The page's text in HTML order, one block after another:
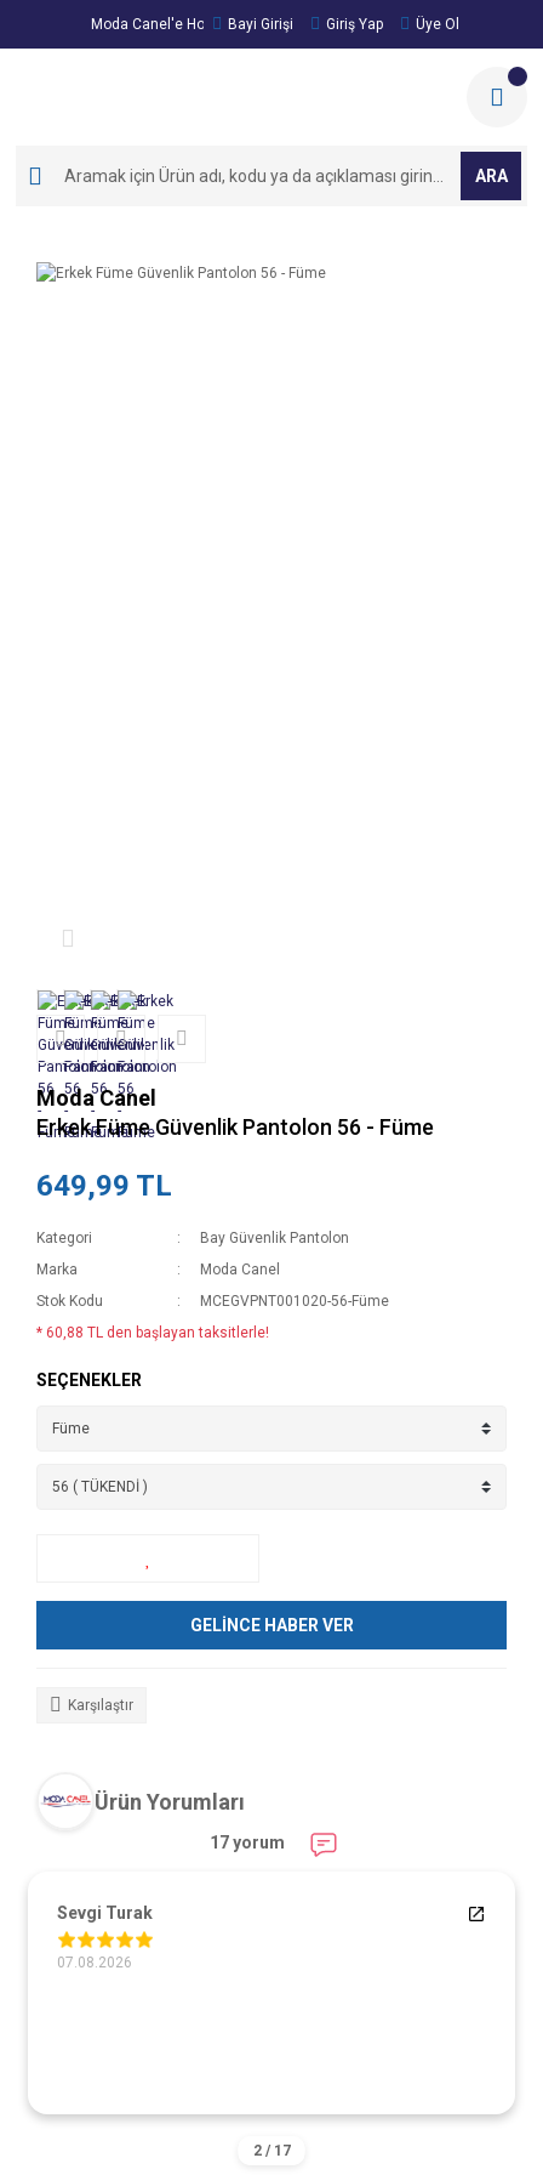
Moda Canel'e Hoşgeldiniz!
Bayi Girişi Giriş Yap Üye Ol
ARA
Moda Canel
Erkek Füme Güvenlik Pantolon 56 - Füme
649,99 TL
Kategori
Bay Güvenlik Pantolon
Marka
Moda Canel
Stok Kodu
MCEGVPNT001020-56-Füme
* 60,88 TL den başlayan taksitlerle!
SEÇENEKLER
GELİNCE HABER VER
Karşılaştır
Ürün Yorumları
17 yorum
Sevgi Turak
07.08.2026